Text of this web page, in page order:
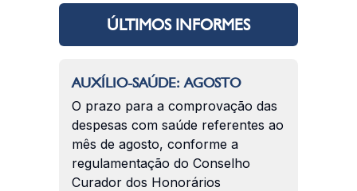
ÚLTIMOS INFORMES
AUXÍLIO-SAÚDE: AGOSTO
O prazo para a comprovação das
despesas com saúde referentes ao
mês de agosto, conforme a
regulamentação do Conselho
Curador dos Honorários